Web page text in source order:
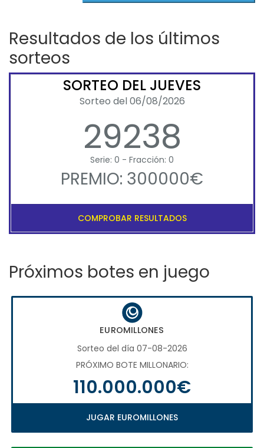
Resultados de los últimos
sorteos
SORTEO DEL JUEVES
Sorteo del 06/08/2026
29238
Serie: 0 - Fracción: 0
PREMIO: 300000€
COMPROBAR RESULTADOS
Próximos botes en juego
EUROMILLONES
Sorteo del día 07-08-2026
PRÓXIMO BOTE MILLONARIO:
110.000.000€
JUGAR EUROMILLONES